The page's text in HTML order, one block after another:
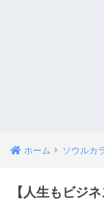
ホーム ソウルカ
【人生もビジ